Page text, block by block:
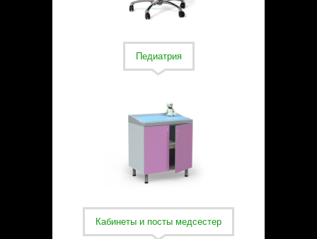
Контакты
Педиатрия
Кабинеты и посты медсестер